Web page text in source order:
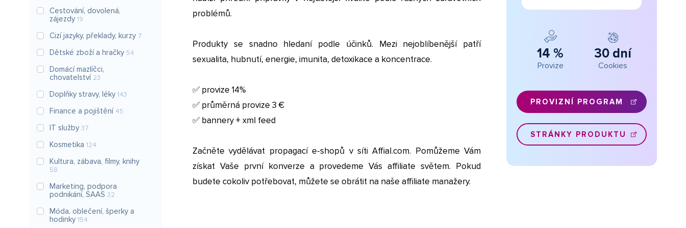
Cestování, dovolená,
zájezdy 19
Cizí jazyky, překlady, kurzy 7
Dětské zboží a hračky 54
Domácí mazlíčci,
chovatelství 23
Doplňky stravy, léky 143
Finance a pojištění 45
IT služby 37
Kosmetika 124
Kultura, zábava, filmy, knihy
58
Marketing, podpora
podnikání, SAAS 32
Móda, oblečení, šperky a
hodinky 154
problémů.
Produkty se snadno hledaní podle účinků. Mezi nejoblíbenější patří
sexualita, hubnutí, energie, imunita, detoxikace a koncentrace.
✅ provize 14%
✅ průměrná provize 3 €
✅ bannery + xml feed
Začněte vydělávat propagací e-shopů v síti Affial.com. Pomůžeme Vám
získat Vaše první konverze a provedeme Vás affiliate světem. Pokud
budete cokoliv potřebovat, můžete se obrátit na naše affiliate manažery.
14 %
Provize
30 dní
Cookies
PROVIZNÍ PROGRAM
STRÁNKY PRODUKTU